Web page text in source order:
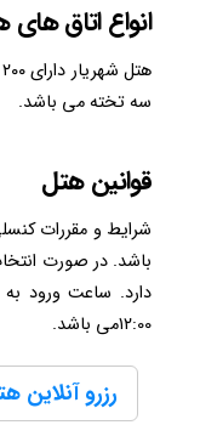
انواع اتاق
سه تخته می باشد.
قوانین هتل
شرایط و مقررات
باشد. در صورت
۱۲:00می باشد.
رزرو آنلاین